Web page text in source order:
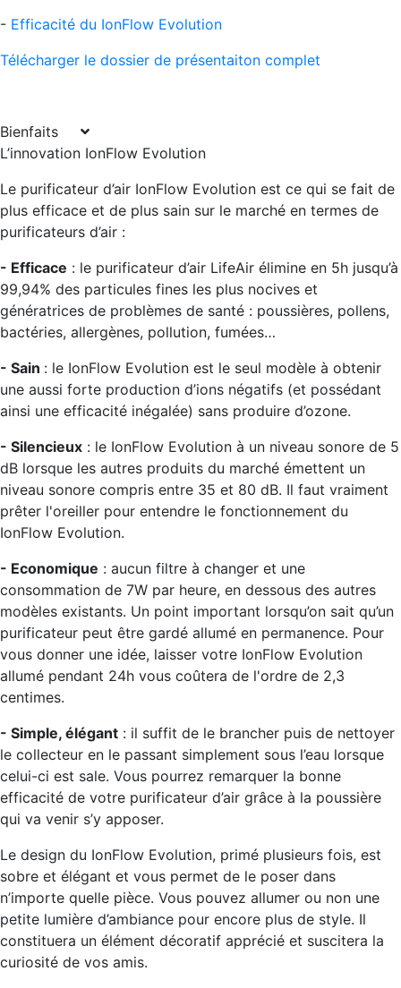
- Efficacité du IonFlow Evolution
Télécharger le dossier de présentaiton complet
Bienfaits
L’innovation IonFlow Evolution
Le purificateur d’air IonFlow Evolution est ce qui se fait de
plus efficace et de plus sain sur le marché en termes de
purificateurs d’air :
- Efficace : le purificateur d’air LifeAir élimine en 5h jusqu’à
99,94% des particules fines les plus nocives et
génératrices de problèmes de santé : poussières, pollens,
bactéries, allergènes, pollution, fumées…
- Sain : le IonFlow Evolution est le seul modèle à obtenir
une aussi forte production d’ions négatifs (et possédant
ainsi une efficacité inégalée) sans produire d’ozone.
- Silencieux : le IonFlow Evolution à un niveau sonore de 5
dB lorsque les autres produits du marché émettent un
niveau sonore compris entre 35 et 80 dB. Il faut vraiment
prêter l'oreiller pour entendre le fonctionnement du
IonFlow Evolution.
- Economique : aucun filtre à changer et une
consommation de 7W par heure, en dessous des autres
modèles existants. Un point important lorsqu’on sait qu’un
purificateur peut être gardé allumé en permanence. Pour
vous donner une idée, laisser votre IonFlow Evolution
allumé pendant 24h vous coûtera de l'ordre de 2,3
centimes.
- Simple, élégant : il suffit de le brancher puis de nettoyer
le collecteur en le passant simplement sous l’eau lorsque
celui-ci est sale. Vous pourrez remarquer la bonne
efficacité de votre purificateur d’air grâce à la poussière
qui va venir s’y apposer.
Le design du IonFlow Evolution, primé plusieurs fois, est
sobre et élégant et vous permet de le poser dans
n’importe quelle pièce. Vous pouvez allumer ou non une
petite lumière d’ambiance pour encore plus de style. Il
constituera un élément décoratif apprécié et suscitera la
curiosité de vos amis.